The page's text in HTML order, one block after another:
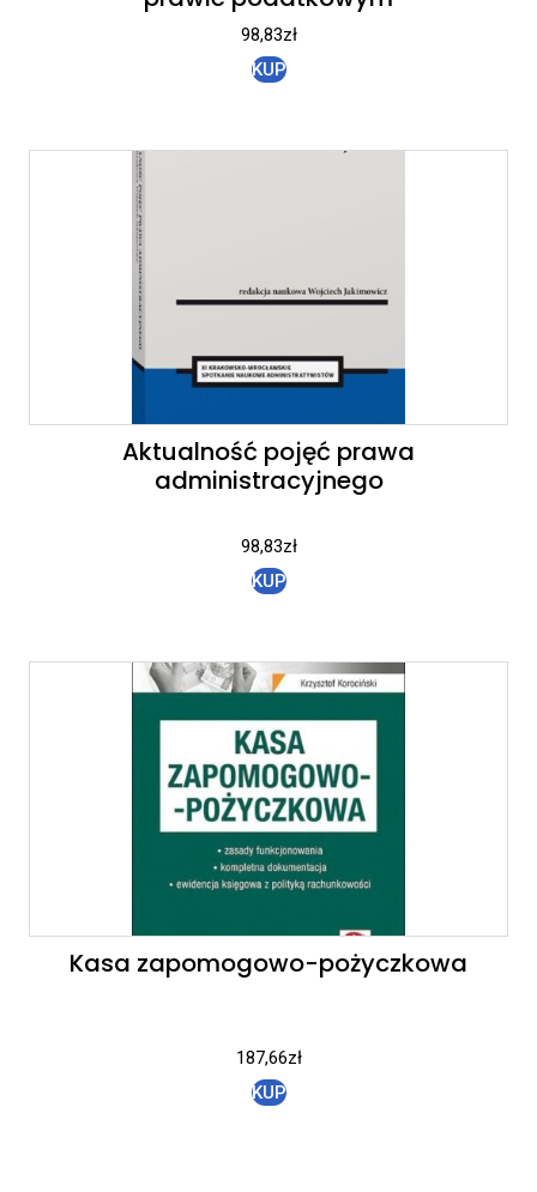
98,83zł
KUP
Aktualność pojęć prawa
administracyjnego
98,83zł
KUP
Kasa zapomogowo-pożyczkowa
187,66zł
KUP